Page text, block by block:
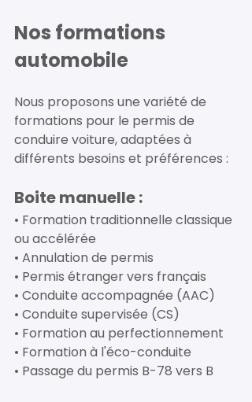
Nos formations
automobile
Nous proposons une variété de
formations pour le permis de
conduire voiture, adaptées à
différents besoins et préférences :
Boite manuelle :
• Formation traditionnelle classique
ou accélérée
• Annulation de permis
• Permis étranger vers français
• Conduite accompagnée (AAC)
• Conduite supervisée (CS)
• Formation au perfectionnement
• Formation à l'éco-conduite
• Passage du permis B-78 vers B